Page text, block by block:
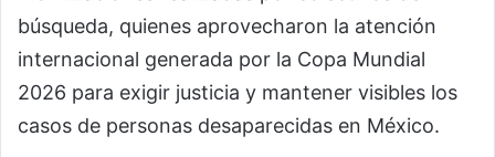
búsqueda, quienes aprovecharon la atención
internacional generada por la Copa Mundial
2026 para exigir justicia y mantener visibles los
casos de personas desaparecidas en México.